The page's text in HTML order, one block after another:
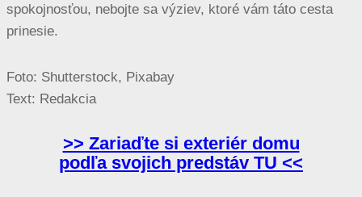
spokojnosťou, nebojte sa výziev, ktoré vám táto cesta
prinesie.
Foto: Shutterstock, Pixabay
Text: Redakcia
>> Zariaďte si exteriér domu
podľa svojich predstáv TU <<